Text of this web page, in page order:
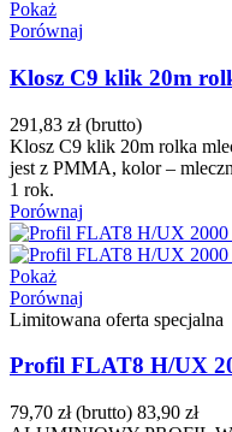
Pokaż
Porównaj
Klosz C9 klik 20m
291,83 zł (brutto)
Klosz C9 klik 20m rolka
jest z PMMA, kolor –
1 rok.
Porównaj
Pokaż
Porównaj
Limitowana oferta specjalna
Profil FLAT8 H/UX
79,70 zł (brutto) 83,90 zł